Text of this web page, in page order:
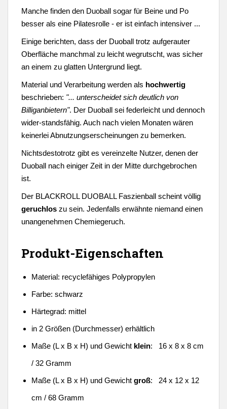
Manche finden den Duoball sogar für Beine und Po
besser als eine Pilatesrolle - er ist einfach intensiver ...
Einige berichten, dass der Duoball trotz aufgerauter
Oberfläche manchmal zu leicht wegrutscht, was sicher
an einem zu glatten Untergrund liegt.
Material und Verarbeitung werden als hochwertig
beschrieben: "... unterscheidet sich deutlich von
Billiganbietern". Der Duoball sei federleicht und dennoch
wider-standsfähig. Auch nach vielen Monaten wären
keinerlei Abnutzungserscheinungen zu bemerken.
Nichtsdestotrotz gibt es vereinzelte Nutzer, denen der
Duoball nach einiger Zeit in der Mitte durchgebrochen
ist.
Der BLACKROLL DUOBALL Faszienball scheint völlig
geruchlos zu sein. Jedenfalls erwähnte niemand einen
unangenehmen Chemiegeruch.
Produkt-Eigenschaften
Material: recyclefähiges Polypropylen
Farbe: schwarz
Härtegrad: mittel
in 2 Größen (Durchmesser) erhältlich
Maße (L x B x H) und Gewicht klein: 16 x 8 x 8 cm
/ 32 Gramm
Maße (L x B x H) und Gewicht groß: 24 x 12 x 12
cm / 68 Gramm